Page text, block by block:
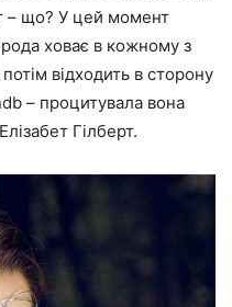
– що? У цей момент
ховає в кожному з
відходить в сторону
– процитувала вона
Гілберт.